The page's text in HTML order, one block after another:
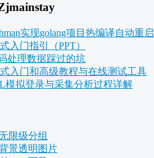
实现golang项目热编译自动重启
入门指引（PPT）
处理数据踩过的坑
入门和高级教程与在线测试工具
模拟登录与采集分析过程详解
限级分组
景透明图片